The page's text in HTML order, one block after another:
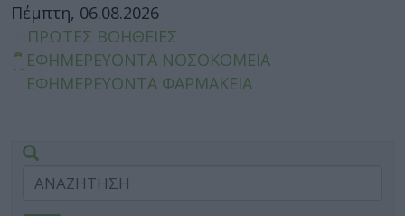
Πέμπτη, 06.08.2026
ΠΡΩΤΕΣ ΒΟΗΘΕΙΕΣ
ΕΦΗΜΕΡΕΥΟΝΤΑ ΝΟΣΟΚΟΜΕΙΑ
ΕΦΗΜΕΡΕΥΟΝΤΑ ΦΑΡΜΑΚΕΙΑ